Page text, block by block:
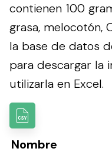
contienen 100
grasa, melocotón,
la base de datos
para descargar la
utilizarla en Excel.
Nombre